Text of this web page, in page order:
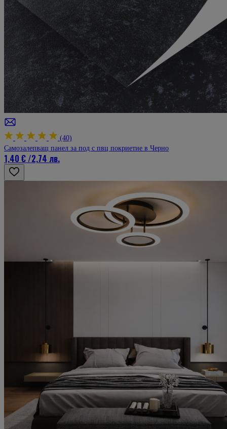
8 май 2024 г. 8.05.24 г.
Богат асортимент, разнообразие и качество. Изключително любезно
обслужване! Благодаря, че Ви има!
Мнение от
Rumi Georgieva
Рейтинг
5
7 май 2024 г. 7.05.24 г.
Това е като дядовата ръкавичка, каквото ви трябва, имат го! Добро
обслужване, отлични търговци!
Мнение от Stoyan Tchorbadjiyski
Рейтинг
1 май 2024 г.1.05.24 г.
С тези панели се получава страхотно, поръчах малко за проба, но сега
поръчам повече.
Мнение от Добромира Николова
30.04.24 г.
Просто невероятни! Силно препоръчвам. Качество на много високо
ниво, любезно обслужване помогнаха ми да направя правилния за мен
jana stoqnova
22.04.24 г.
Отлично качество - от продуктите, през обслужването. Изключително
коректни са и дават много добри съвети. Материалита са много
качествени и красиви.
Мнение от
Miroslav Angelov
Рейтинг
(40)
Самозалепващ панел за под с пвц покриетие в Черно
1,40 €/2,74 лв.